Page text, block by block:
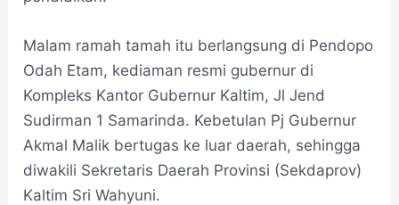
Malam ramah tamah itu berlangsung di Pendopo
Odah Etam, kediaman resmi gubernur di
Kompleks Kantor Gubernur Kaltim, Jl Jend
Sudirman 1 Samarinda. Kebetulan Pj Gubernur
Akmal Malik bertugas ke luar daerah, sehingga
diwakili Sekretaris Daerah Provinsi (Sekdaprov)
Kaltim Sri Wahyuni.